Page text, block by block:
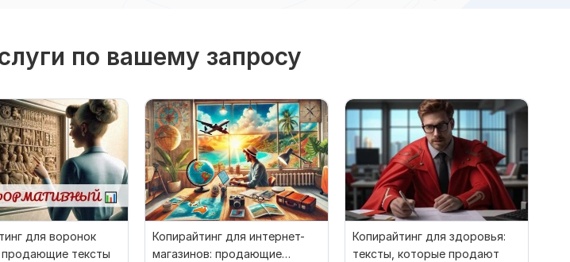
по вашему запросу
для воронок
тексты
Копирайтинг для интернет-
магазинов: продающие
Копирайтинг для здоровья:
тексты, которые продают